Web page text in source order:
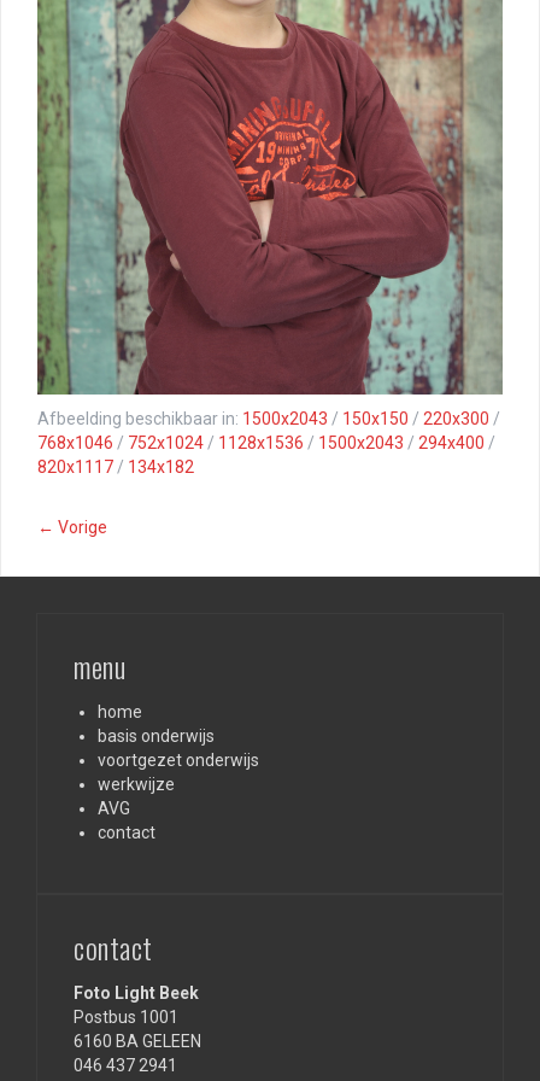
Afbeelding beschikbaar in: 1500x2043 / 150x150 / 220x300 /
768x1046 / 752x1024/ 1128x1536 / 1500x2043 / 294x400 /
820x1117/ 134x182
← Vorige
menu
home
basis onderwijs
voortgezet onderwijs
werkwijze
AVG
contact
contact
Foto Light Beek
Postbus 1001
6160 BA GELEEN
046 437 2941